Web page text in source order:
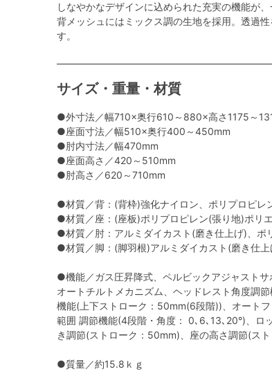
しなやかなデザインに込められた充実の機能が
背メッシュにはミックス調の生地を採用。透過
す。
サイズ・重量・材質
●外寸法／幅710×奥行610～880×高さ1175～
●座面寸法／幅510×奥行400～450mm
●肘内寸法／幅470mm
●座面高さ／420～510mm
●肘高さ／620～710mm
●材質／背：(背枠)強化ナイロン、ポリプロピレ
●材質／座：(座板)ポリプロピレン(張り地)ポリ
●材質／肘：アルミダイカスト(磨き仕上げ)、ポ
●材質／脚：(脚羽根)アルミダイカスト(磨き仕
●機能／ガス圧昇降式、ペルビックアジャストサ
オートチルトメカニズム、ヘッドレスト角度調
機能(上下ストローク：50mm(6段階))、オート
範囲 調節機能(4段階・角度： 0､6､13､20°)、ロ
き調節(ストローク：50mm)、座の高さ調節(ス
●質量／約15.8ｋｇ